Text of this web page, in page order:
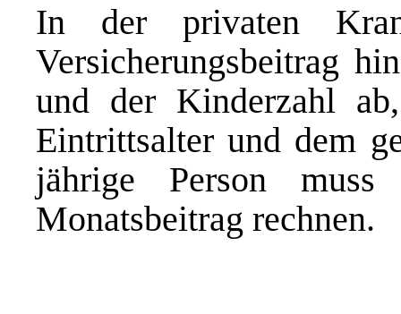
In der privaten
Versicherungsbeitrag
und der Kinderzahl
Eintrittsalter und dem
jährige Person
Monatsbeitrag rechnen.